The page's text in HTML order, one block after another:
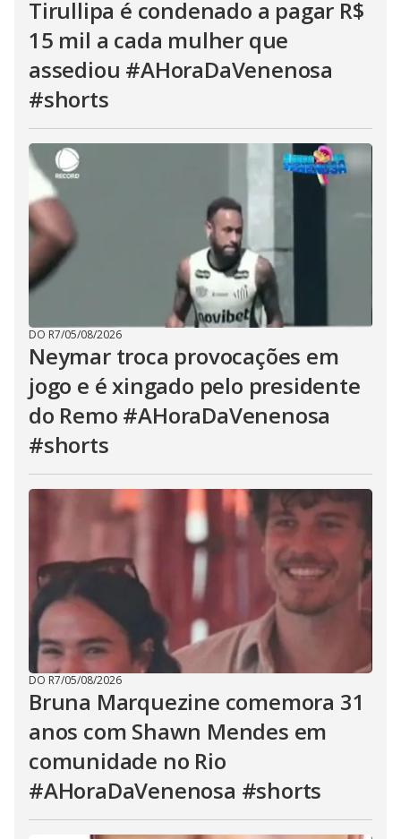
Tirullipa é condenado a pagar R$
15 mil a cada mulher que
assediou #AHoraDaVenenosa
#shorts
DO R7/05/08/2026
Neymar troca provocações em
jogo e é xingado pelo presidente
do Remo #AHoraDaVenenosa
#shorts
DO R7/05/08/2026
Bruna Marquezine comemora 31
anos com Shawn Mendes em
comunidade no Rio
#AHoraDaVenenosa #shorts